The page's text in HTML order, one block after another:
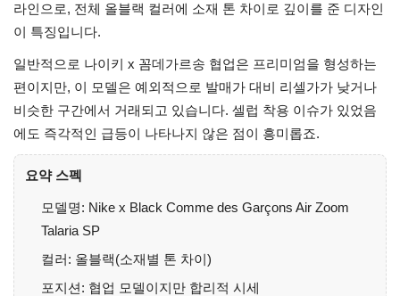
라인으로, 전체 올블랙 컬러에 소재 톤 차이로 깊이를 준 디자인
이 특징입니다.
일반적으로 나이키 x 꼼데가르송 협업은 프리미엄을 형성하는
편이지만, 이 모델은 예외적으로 발매가 대비 리셀가가 낮거나
비슷한 구간에서 거래되고 있습니다. 셀럽 착용 이슈가 있었음
에도 즉각적인 급등이 나타나지 않은 점이 흥미롭죠.
요약 스펙
모델명: Nike x Black Comme des Garçons Air Zoom
Talaria SP
컬러: 올블랙(소재별 톤 차이)
포지션: 협업 모델이지만 합리적 시세